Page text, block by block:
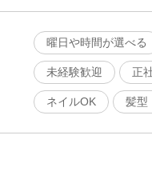
曜日や時間が選べる
未経験歓迎 正
ネイルOK 髪型